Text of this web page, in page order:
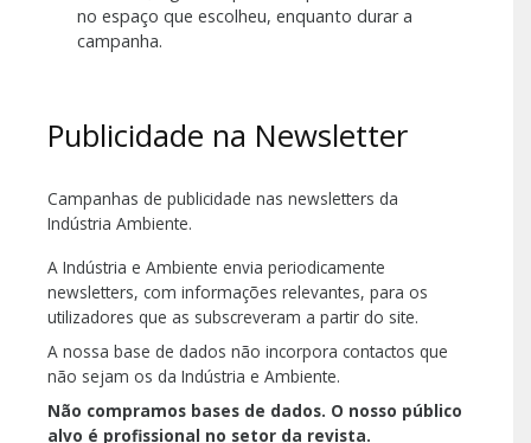
no espaço que escolheu, enquanto durar a
campanha.
Publicidade na Newsletter
Campanhas de publicidade nas newsletters da
Indústria Ambiente.
A Indústria e Ambiente envia periodicamente
newsletters, com informações relevantes, para os
utilizadores que as subscreveram a partir do site.
A nossa base de dados não incorpora contactos que
não sejam os da Indústria e Ambiente.
Não compramos bases de dados. O nosso público
alvo é profissional no setor da revista.